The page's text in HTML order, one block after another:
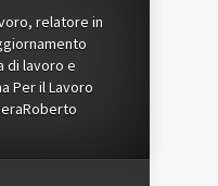
relatore in
di lavoro e
Per il Lavoro